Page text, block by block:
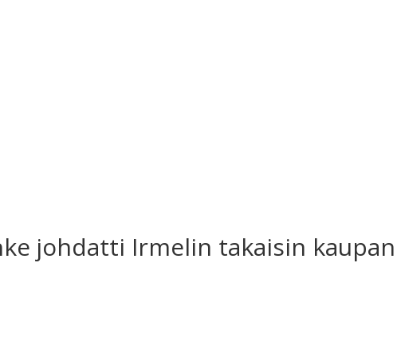
johdatti Irmelin takaisin kaupan